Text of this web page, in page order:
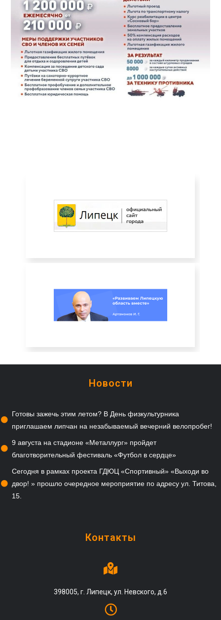
Новости
Готовы зажечь этим летом? В День физкультурника
приглашаем липчан на незабываемый вечерний велопробег!
9 августа на стадионе «Металлург» пройдет
благотворительный фестиваль «Футбол в сердце»
Сегодня в рамках проекта ГДЮЦ «Спортивный» «Выходи во
двор! » прошло очередное мероприятие по адресу ул. Титова,
15.
Контакты
398005, г. Липецк, ул. Невского, д.6